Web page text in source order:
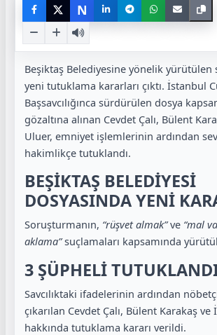
N
Beşiktaş Belediyesine yönelik
yeni tutuklama kararları çıktı. İstanbul
Başsavcılığınca sürdürülen dosya
gözaltına alınan Cevdet Çalı, Bülent
Uluer, emniyet işlemlerinin ardından
hakimlikçe tutuklandı.
BEŞİKTAŞ BELEDİYESİ
DOSYASINDA YENİ
Soruşturmanın, “rüşvet almak”ve “mal
aklama”suçlamaları kapsamında
3 ŞÜPHELİ
Savcılıktaki ifadelerinin ardından
çıkarılan Cevdet Çalı, Bülent Karakaş
hakkında tutuklama kararı verildi.